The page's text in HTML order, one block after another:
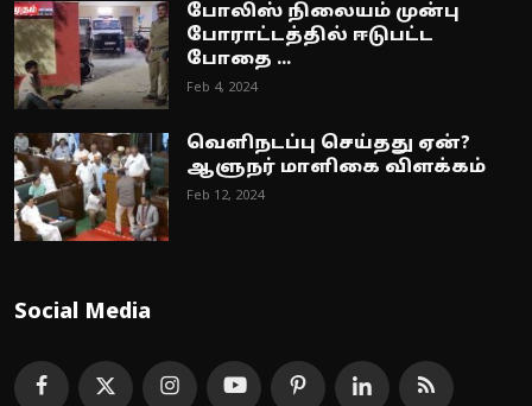
போலிஸ் நிலையம் முன்பு
போராட்டத்தில் ஈடுபட்ட
போதை ...
Feb 4, 2024
வெளிநடப்பு செய்தது ஏன்?
ஆளுநர் மாளிகை விளக்கம்
Feb 12, 2024
Social Media